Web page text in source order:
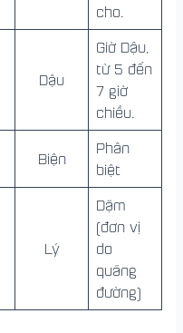
cho.
Dậu
Giờ Dậu,
từ 5 đến
7 giờ
chiều.
Biện
Phân
biệt
Lý
Dặm
(đơn vị
do
quãng
đường)